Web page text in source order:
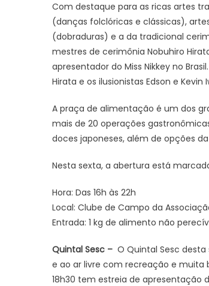
Com destaque para as ricas artes
(danças folclóricas e clássicas),
(dobraduras) e a da tradicional
mestres de cerimônia Nobuhiro
apresentador do Miss Nikkey no
Hirata e os ilusionistas Edson e Kevin
A praça de alimentação é um dos
mais de 20 operações
doces japoneses, além de opções
Nesta sexta, a abertura está
Hora: Das 16h às 22h
Local: Clube de Campo da
Entrada: 1 kg de alimento não
Quintal Sesc – O Quintal Sesc
e ao ar livre com recreação e muita
18h30 tem estreia de apresentação